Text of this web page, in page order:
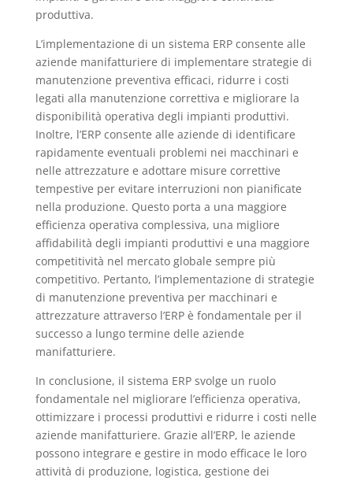
produttiva.
L’implementazione di un sistema ERP consente alle
aziende manifatturiere di implementare strategie di
manutenzione preventiva efficaci, ridurre i costi
legati alla manutenzione correttiva e migliorare la
disponibilità operativa degli impianti produttivi.
Inoltre, l’ERP consente alle aziende di identificare
rapidamente eventuali problemi nei macchinari e
nelle attrezzature e adottare misure correttive
tempestive per evitare interruzioni non pianificate
nella produzione. Questo porta a una maggiore
efficienza operativa complessiva, una migliore
affidabilità degli impianti produttivi e una maggiore
competitività nel mercato globale sempre più
competitivo. Pertanto, l’implementazione di strategie
di manutenzione preventiva per macchinari e
attrezzature attraverso l’ERP è fondamentale per il
successo a lungo termine delle aziende
manifatturiere.
In conclusione, il sistema ERP svolge un ruolo
fondamentale nel migliorare l’efficienza operativa,
ottimizzare i processi produttivi e ridurre i costi nelle
aziende manifatturiere. Grazie all’ERP, le aziende
possono integrare e gestire in modo efficace le loro
attività di produzione, logistica, gestione dei